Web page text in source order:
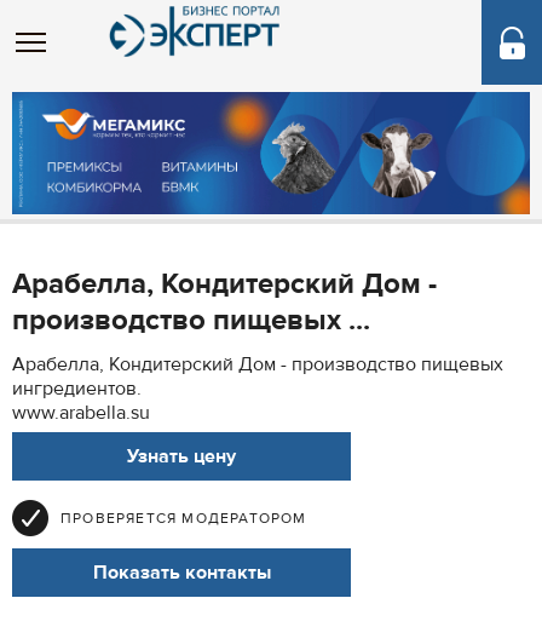
Арабелла, Кондитерский Дом -
производство пищевых ...
Арабелла, Кондитерский Дом - производство пищевых
ингредиентов.
www.arabella.su
Узнать цену
ПРОВЕРЯЕТСЯ МОДЕРАТОРОМ
Показать контакты